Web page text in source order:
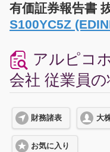
有価証券報告書
S100YC5Z
アルピコ
会社 従業員
財務諸表 大
お気に入り